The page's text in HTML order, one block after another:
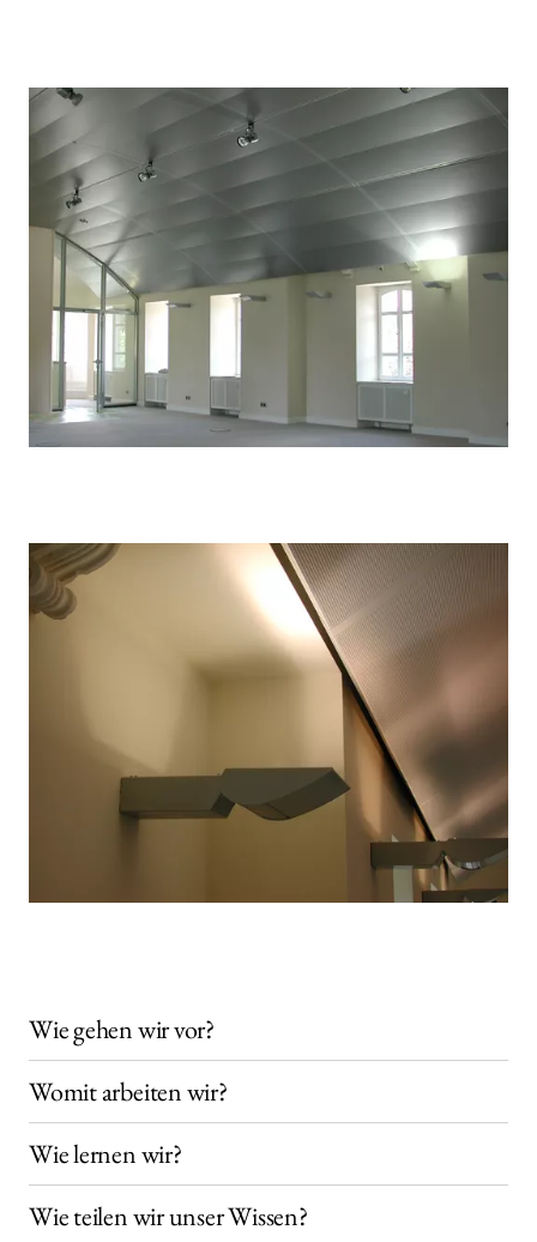
Wie gehen wir vor?
Womit arbeiten wir?
Wie lernen wir?
Wie teilen wir unser Wissen?